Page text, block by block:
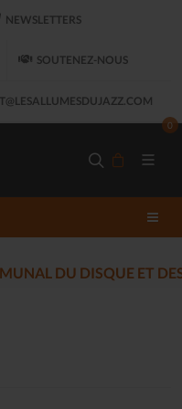
NEWSLETTERS
SOUTENEZ-NOUS
0